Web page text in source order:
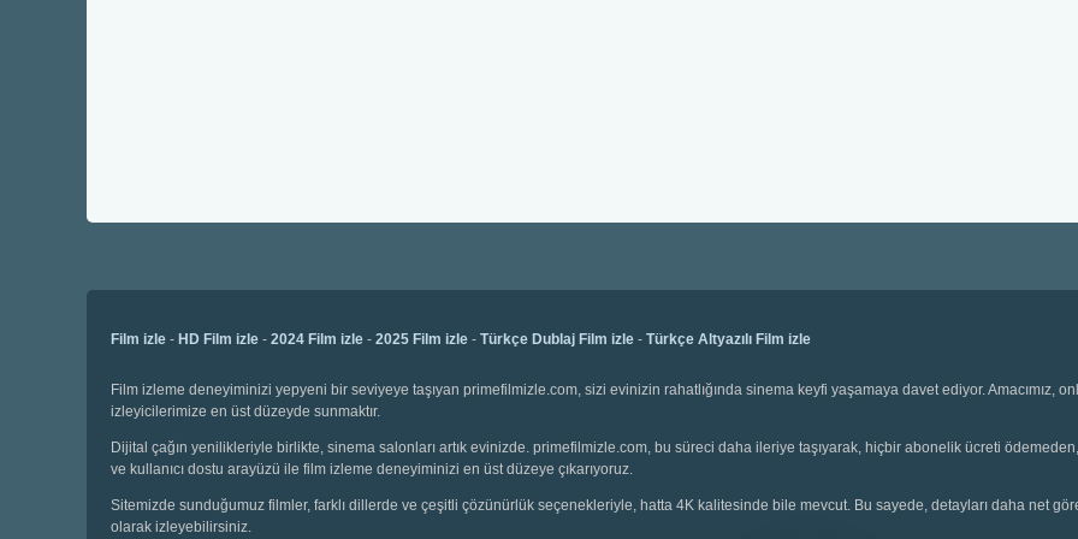
Film izle - HD Film izle - 2024 Film izle - 2025 Film izle - Türkçe Dublaj Film izle - Türkçe Altyazılı Film izle
Film izleme deneyiminizi yepyeni bir seviyeye taşıyan primefilmizle.com, sizi evinizin rahatlığında sinema keyfi yaşamaya davet ediyor. Amacımız,
izleyicilerimize en üst düzeyde sunmaktır.
Dijital çağın yenilikleriyle birlikte, sinema salonları artık evinizde. primefilmizle.com, bu süreci daha ileriye taşıyarak, hiçbir abonelik ücreti
ve kullanıcı dostu arayüzü ile film izleme deneyiminizi en üst düzeye çıkarıyoruz.
Sitemizde sunduğumuz filmler, farklı dillerde ve çeşitli çözünürlük seçenekleriyle, hatta 4K kalitesinde bile mevcut. Bu sayede, detayları daha net
olarak izleyebilirsiniz.